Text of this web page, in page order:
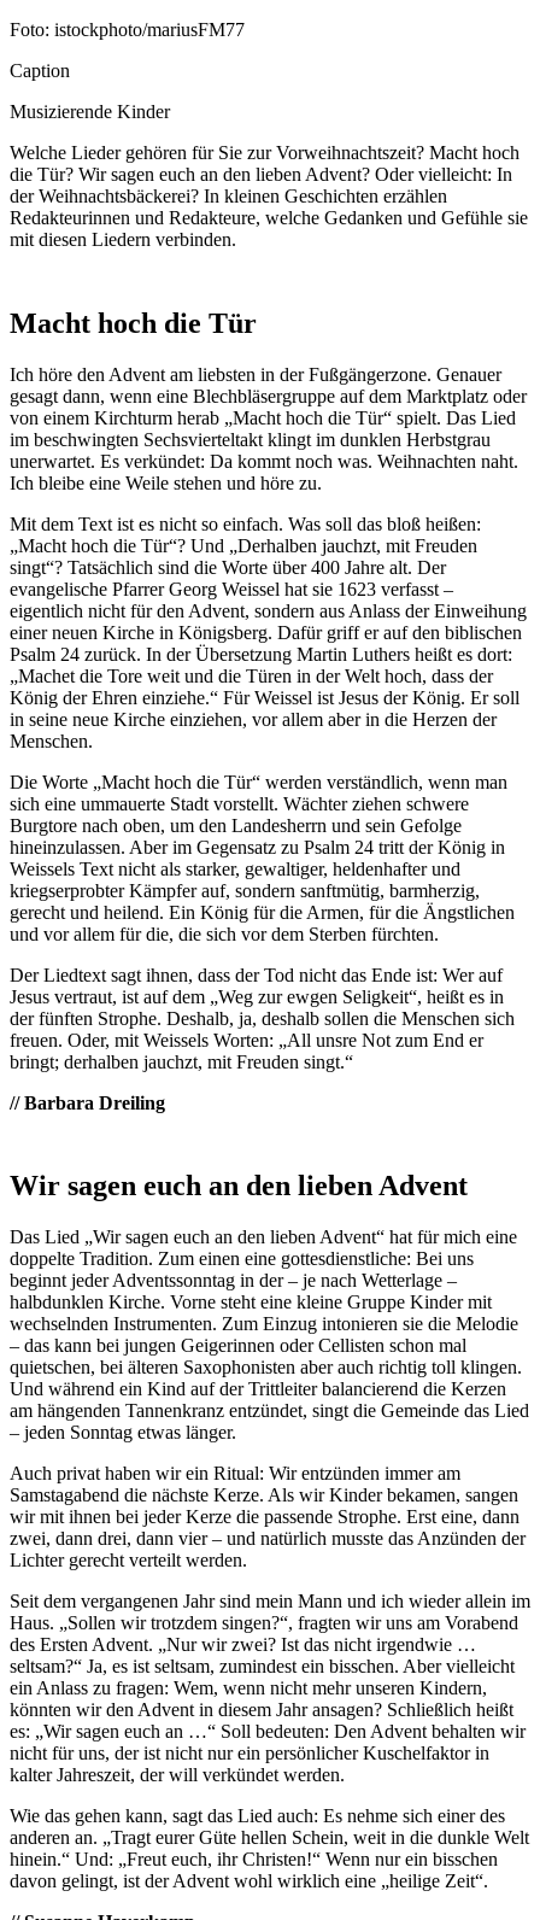
Foto: istockphoto/mariusFM77
Caption
Musizierende Kinder
Welche Lieder gehören für Sie zur Vorweihnachtszeit? Macht hoch
die Tür? Wir sagen euch an den lieben Advent? Oder vielleicht: In
der Weihnachtsbäckerei? In kleinen Geschichten erzählen
Redakteurinnen und Redakteure, welche Gedanken und Gefühle sie
mit diesen Liedern verbinden.
Macht hoch die Tür
Ich höre den Advent am liebsten in der Fußgängerzone. Genauer
gesagt dann, wenn eine Blechbläsergruppe auf dem Marktplatz oder
von einem Kirchturm herab „Macht hoch die Tür“ spielt. Das Lied
im beschwingten Sechsvierteltakt klingt im dunklen Herbstgrau
unerwartet. Es verkündet: Da kommt noch was. Weihnachten naht.
Ich bleibe eine Weile stehen und höre zu.
Mit dem Text ist es nicht so einfach. Was soll das bloß heißen:
„Macht hoch die Tür“? Und „Derhalben jauchzt, mit Freuden
singt“? Tatsächlich sind die Worte über 400 Jahre alt. Der
evangelische Pfarrer Georg Weissel hat sie 1623 verfasst –
eigentlich nicht für den Advent, sondern aus Anlass der Einweihung
einer neuen Kirche in Königsberg. Dafür griff er auf den biblischen
Psalm 24 zurück. In der Übersetzung Martin Luthers heißt es dort:
„Machet die Tore weit und die Türen in der Welt hoch, dass der
König der Ehren einziehe.“ Für Weissel ist Jesus der König. Er soll
in seine neue Kirche einziehen, vor allem aber in die Herzen der
Menschen.
Die Worte „Macht hoch die Tür“ werden verständlich, wenn man
sich eine ummauerte Stadt vorstellt. Wächter ziehen schwere
Burgtore nach oben, um den Landesherrn und sein Gefolge
hineinzulassen. Aber im Gegensatz zu Psalm 24 tritt der König in
Weissels Text nicht als starker, gewaltiger, heldenhafter und
kriegserprobter Kämpfer auf, sondern sanftmütig, barmherzig,
gerecht und heilend. Ein König für die Armen, für die Ängstlichen
und vor allem für die, die sich vor dem Sterben fürchten.
Der Liedtext sagt ihnen, dass der Tod nicht das Ende ist: Wer auf
Jesus vertraut, ist auf dem „Weg zur ewgen Seligkeit“, heißt es in
der fünften Strophe. Deshalb, ja, deshalb sollen die Menschen sich
freuen. Oder, mit Weissels Worten: „All unsre Not zum End er
bringt; derhalben jauchzt, mit Freuden singt.“
// Barbara Dreiling
Wir sagen euch an den lieben Advent
Das Lied „Wir sagen euch an den lieben Advent“ hat für mich eine
doppelte Tradition. Zum einen eine gottesdienstliche: Bei uns
beginnt jeder Adventssonntag in der – je nach Wetterlage –
halbdunklen Kirche. Vorne steht eine kleine Gruppe Kinder mit
wechselnden Instrumenten. Zum Einzug intonieren sie die Melodie
– das kann bei jungen Geigerinnen oder Cellisten schon mal
quietschen, bei älteren Saxophonisten aber auch richtig toll klingen.
Und während ein Kind auf der Trittleiter balancierend die Kerzen
am hängenden Tannenkranz entzündet, singt die Gemeinde das Lied
– jeden Sonntag etwas länger.
Auch privat haben wir ein Ritual: Wir entzünden immer am
Samstagabend die nächste Kerze. Als wir Kinder bekamen, sangen
wir mit ihnen bei jeder Kerze die passende Strophe. Erst eine, dann
zwei, dann drei, dann vier – und natürlich musste das Anzünden der
Lichter gerecht verteilt werden.
Seit dem vergangenen Jahr sind mein Mann und ich wieder allein im
Haus. „Sollen wir trotzdem singen?“, fragten wir uns am Vorabend
des Ersten Advent. „Nur wir zwei? Ist das nicht irgendwie …
seltsam?“ Ja, es ist seltsam, zumindest ein bisschen. Aber vielleicht
ein Anlass zu fragen: Wem, wenn nicht mehr unseren Kindern,
könnten wir den Advent in diesem Jahr ansagen? Schließlich heißt
es: „Wir sagen euch an …“ Soll bedeuten: Den Advent behalten wir
nicht für uns, der ist nicht nur ein persönlicher Kuschelfaktor in
kalter Jahreszeit, der will verkündet werden.
Wie das gehen kann, sagt das Lied auch: Es nehme sich einer des
anderen an. „Tragt eurer Güte hellen Schein, weit in die dunkle Welt
hinein.“ Und: „Freut euch, ihr Christen!“ Wenn nur ein bisschen
davon gelingt, ist der Advent wohl wirklich eine „heilige Zeit“.